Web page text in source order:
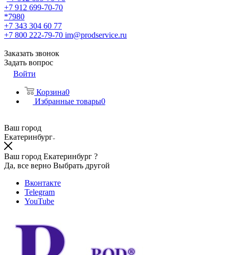
+7 912 699-70-70
*7980
+7 343 304 60 77
+7 800 222-79-70 im@prodservice.ru
Заказать звонок
Задать вопрос
Войти
Корзина0
Избранные товары0
Ваш город
Екатеринбург
Ваш город Екатеринбург ?
Да, все верно Выбрать другой
Вконтакте
Telegram
YouTube